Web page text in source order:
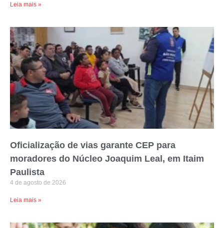
Leia mais »
Oficialização de vias garante CEP para
moradores do Núcleo Joaquim Leal, em Itaim
Paulista
4 de agosto de 2026
Leia mais »